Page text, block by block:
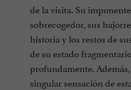
de la visita. Su
sobrecogedor, sus
historia y los restos de
de su estado
profundamente.
singular sensación de